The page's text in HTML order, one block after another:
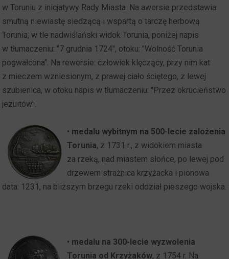
w Toruniu z inicjatywy Rady Miasta. Na awersie przedstawia
smutną niewiastę siedzącą i wspartą o tarczę herbową
Torunia, w tle nadwiślański widok Torunia, poniżej napis
w tłumaczeniu: "7 grudnia 1724", otoku: "Wolność Torunia
pogwałcona". Na rewersie: człowiek klęczący, przy nim kat
z mieczem wzniesionym, z prawej ciało ściętego, z lewej
szubienica, w otoku napis w tłumaczeniu: "Przez okrucieństwo
jezuitów".
• medalu wybitnym na 500-lecie zalożenia
Torunia, z 1731 r., z widokiem miasta
za rzeką, nad miastem słońce, po lewej pod
drzewem strażnica krzyżacka i pionowa
data: 1231, na bliższym brzegu rzeki oddział pieszego wojska.
• medalu na 300-lecie wyzwolenia
Torunia od Krzyżaków, z 1754 r. Na